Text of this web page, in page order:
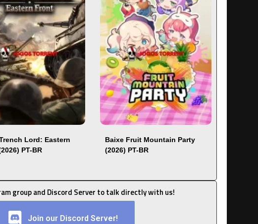
Lord: Eastern
PT-BR
Baixe Fruit Mountain Party
(2026) PT-BR
group and Discord Server to talk directly with us!
Join our Discord Server!